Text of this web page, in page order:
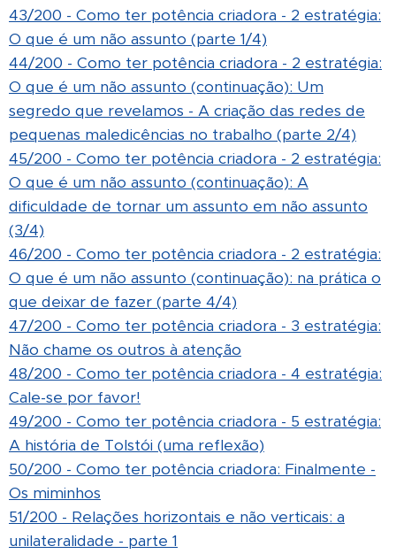
43/200 - Como ter potência criadora - 2 estratégia:
O que é um não assunto (parte 1/4)
44/200 - Como ter potência criadora - 2 estratégia:
O que é um não assunto (continuação): Um
segredo que revelamos - A criação das redes de
pequenas maledicências no trabalho (parte 2/4)
45/200 - Como ter potência criadora - 2 estratégia:
O que é um não assunto (continuação): A
dificuldade de tornar um assunto em não assunto
(3/4)
46/200 - Como ter potência criadora - 2 estratégia:
O que é um não assunto (continuação): na prática o
que deixar de fazer (parte 4/4)
47/200 - Como ter potência criadora - 3 estratégia:
Não chame os outros à atenção
48/200 - Como ter potência criadora - 4 estratégia:
Cale-se por favor!
49/200 - Como ter potência criadora - 5 estratégia:
A história de Tolstói (uma reflexão)
50/200 - Como ter potência criadora: Finalmente -
Os miminhos
51/200 - Relações horizontais e não verticais: a
unilateralidade - parte 1